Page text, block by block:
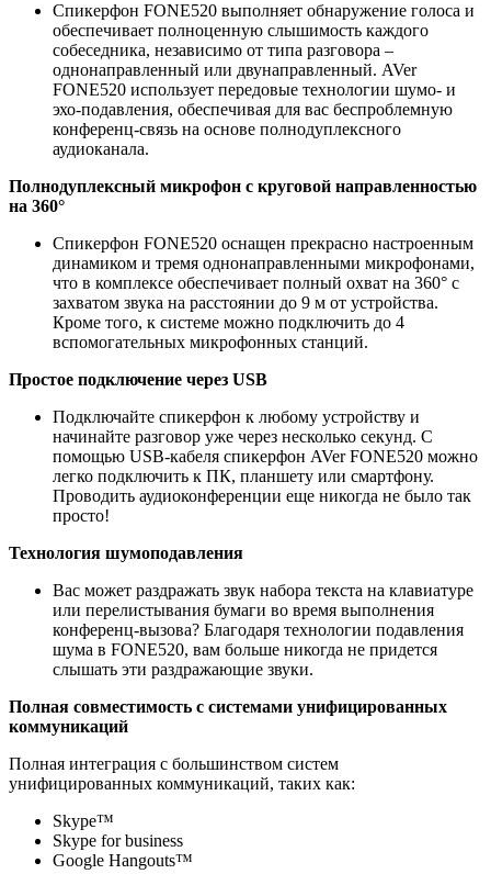
Спикерфон FONE520 выполняет обнаружение голоса и
обеспечивает полноценную слышимость каждого
собеседника, независимо от типа разговора –
однонаправленный или двунаправленный. AVer
FONE520 использует передовые технологии шумо- и
эхо-подавления, обеспечивая для вас беспроблемную
конференц-связь на основе полнодуплексного
аудиоканала.
Полнодуплексный микрофон с круговой направленностью
на 360°
Спикерфон FONE520 оснащен прекрасно настроенным
динамиком и тремя однонаправленными микрофонами,
что в комплексе обеспечивает полный охват на 360° с
захватом звука на расстоянии до 9 м от устройства.
Кроме того, к системе можно подключить до 4
вспомогательных микрофонных станций.
Простое подключение через USB
Подключайте спикерфон к любому устройству и
начинайте разговор уже через несколько секунд. С
помощью USB-кабеля спикерфон AVer FONE520 можно
легко подключить к ПК, планшету или смартфону.
Проводить аудиоконференции еще никогда не было так
просто!
Технология шумоподавления
Вас может раздражать звук набора текста на клавиатуре
или перелистывания бумаги во время выполнения
конференц-вызова? Благодаря технологии подавления
шума в FONE520, вам больше никогда не придется
слышать эти раздражающие звуки.
Полная совместимость с системами унифицированных
коммуникаций
Полная интеграция с большинством систем
унифицированных коммуникаций, таких как:
Skype™
Skype for business
Google Hangouts™